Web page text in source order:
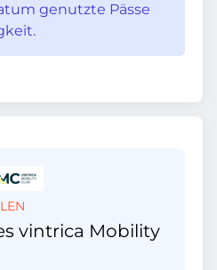
genutzte Pässe
vintrica Mobility